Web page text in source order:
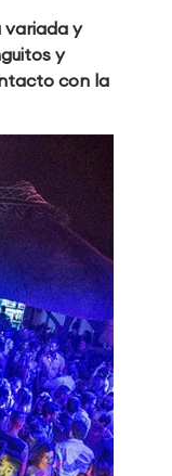
variada y
y
con la